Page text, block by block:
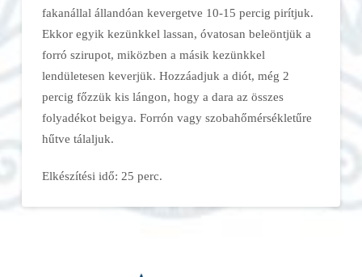
fakanállal állandóan kevergetve 10-15 percig pirítjuk.
Ekkor egyik kezünkkel lassan, óvatosan beleöntjük a
forró szirupot, miközben a másik kezünkkel
lendületesen keverjük. Hozzáadjuk a diót, még 2
percig főzzük kis lángon, hogy a dara az összes
folyadékot beigya. Forrón vagy szobahőmérsékletűre
hűtve tálaljuk.
Elkészítési idő: 25 perc.